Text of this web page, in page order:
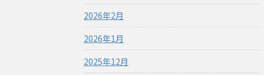
2026年2月
2026年1月
2025年12月